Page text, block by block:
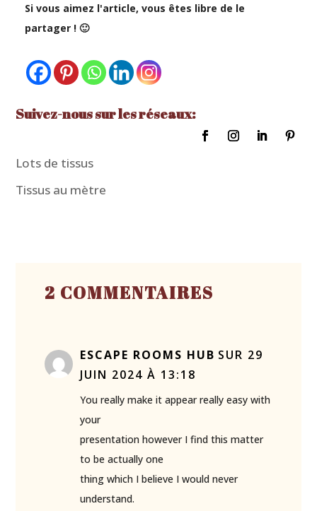
Si vous aimez l'article, vous êtes libre de le
partager ! 🙂
Suivez-nous sur les réseaux:
Lots de tissus
Tissus au mètre
2 COMMENTAIRES
ESCAPE ROOMS HUB SUR 29
JUIN 2024 À 13:18
You really make it appear really easy with
your
presentation however I find this matter
to be actually one
thing which I believe I would never
understand.